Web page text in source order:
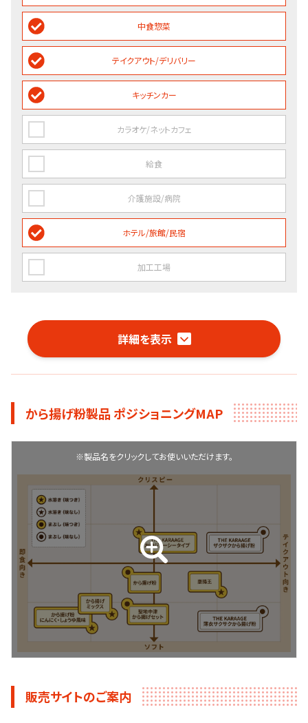
中食惣菜
テイクアウト/デリバリー
キッチンカー
カラオケ/ネットカフェ
給食
介護施設/病院
ホテル/旅館/民宿
加工工場
詳細を表示
から揚げ粉製品 ポジショニングMAP
※製品名をクリックしてお使いいただけます。
販売サイトのご案内